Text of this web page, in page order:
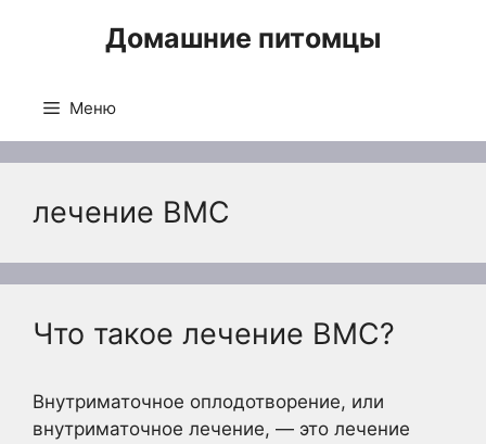
Домашние питомцы
Меню
лечение ВМС
Что такое лечение ВМС?
Внутриматочное оплодотворение, или
внутриматочное лечение, — это лечение